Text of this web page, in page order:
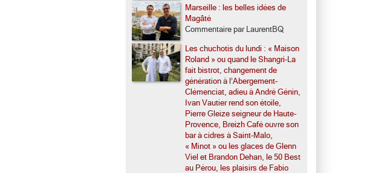
Marseille : les belles idées de
Magâté
Commentaire par LaurentBQ
Les chuchotis du lundi : « Maison
Roland » ou quand le Shangri-La
fait bistrot, changement de
génération à l’Abergement-
Clémenciat, adieu à André Génin,
Ivan Vautier rend son étoile,
Pierre Gleize seigneur de Haute-
Provence, Breizh Café ouvre son
bar à cidres à Saint-Malo,
« Minot » ou les glaces de Glenn
Viel et Brandon Dehan, le 50 Best
au Pérou, les plaisirs de Fabio